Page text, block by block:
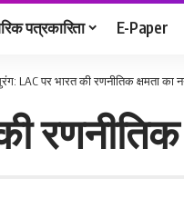
पत्रकारिता E-Paper
LAC पर भारत की रणनीतिक क्षमता का
रणनीतिक